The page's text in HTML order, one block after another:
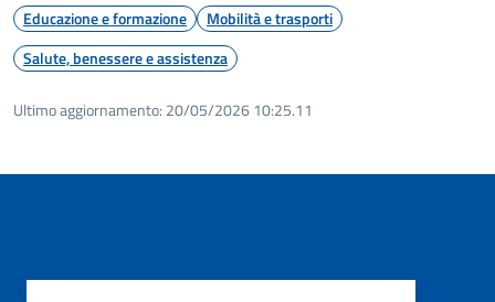
Educazione e formazione
Mobilità e trasporti
Salute, benessere e assistenza
Ultimo aggiornamento: 20/05/2026 10:25.11